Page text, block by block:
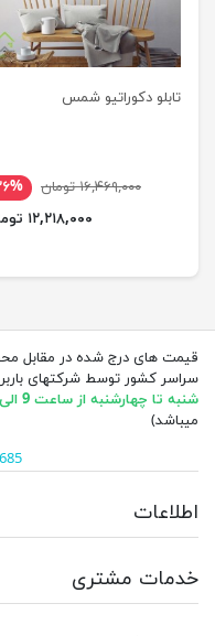
تابلو دکوراتیو شمس
۱۶,۴۶۹,۰۰۰ تومان
۱۲,۲۱۸,۰۰۰ تومان
قیمت های درج شده در مقابل
سراسر کشور توسط شرکتهای
شنبه تا چهارشنبه از ساعت 9 الی 17
میباشد)
اطلاعات
خدمات مشتری